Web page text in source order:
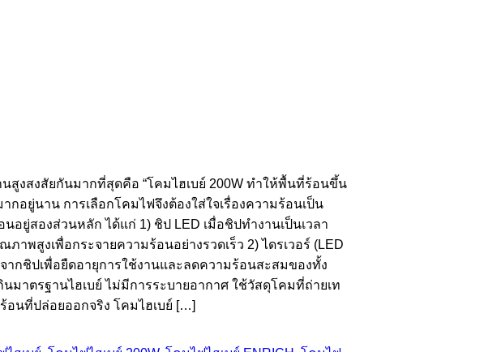
งสงสัยกันมากที่สุดคือ “โคมไฮเบย์ 200W ทำให้พื้นที่ร้อนขึ้น
อยู่นาน การเลือกโคมไฟจึงต้องใส่ใจเรื่องความร้อนเป็น
อยู่สองส่วนหลัก ได้แก่ 1) ชิป LED เมื่อชิปทำงานเป็นเวลา
พสูงเพื่อกระจายความร้อนอย่างรวดเร็ว 2) ไดรเวอร์ (LED
ากชิปเพื่อยืดอายุการใช้งานและลดความร้อนสะสมของทั้ง
าตรฐานไฮเบย์ ไม่มีการระบายอากาศ ใช้วัสดุโคมที่ถ่ายเท
นที่ปล่อยออกจริง โคมไฮเบย์ […]